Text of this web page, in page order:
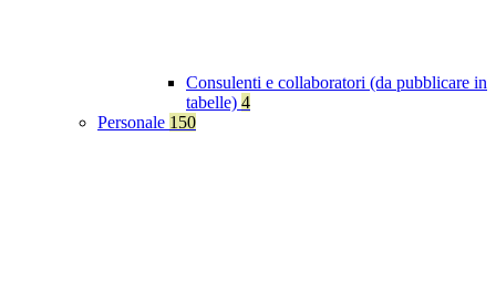
Consulenti e collaboratori (da pubblicare in
tabelle) 4
Personale 150